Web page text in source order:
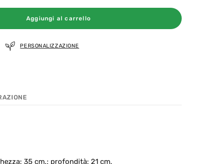
Aggiungi al carrello
PERSONALIZZAZIONE
35 cm.; profondità: 21 cm.